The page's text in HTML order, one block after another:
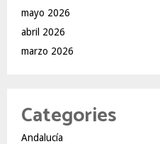
mayo 2026
abril 2026
marzo 2026
Categories
Andalucía